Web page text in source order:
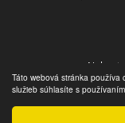
Táto webová stránka používa
služieb súhlasíte s
-